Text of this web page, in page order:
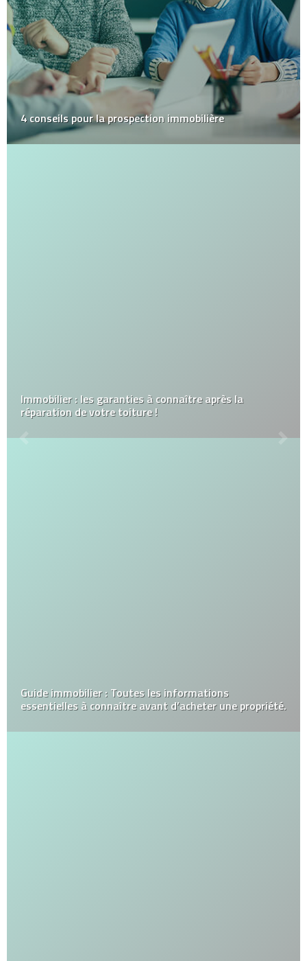
4 conseils pour la prospection immobilière
Immobilier : les garanties à connaître après la
réparation de votre toiture !
Guide immobilier : Toutes les informations
essentielles à connaître avant d’acheter une propriété.